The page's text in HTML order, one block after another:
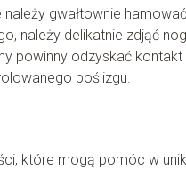
gwałtownie
należy delikatnie zdjąć
powinny odzyskać kontakt
poślizgu.
które mogą pomóc w